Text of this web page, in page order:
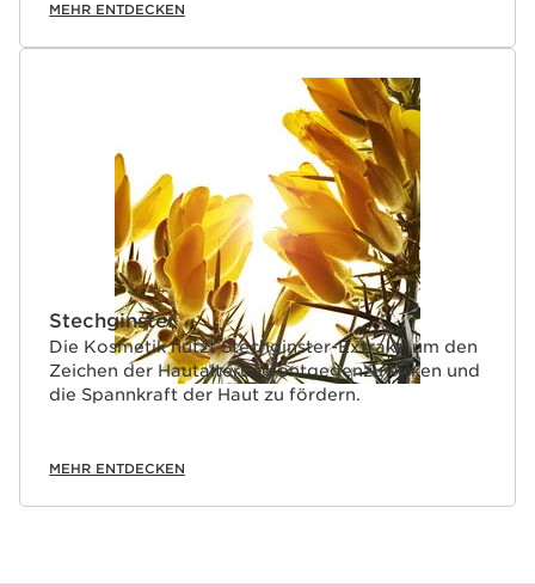
MEHR ENTDECKEN
Stechginster
Die Kosmetik nutzt Stechginster-Extrakt, um den
Zeichen der Hautalterung entgegenzuwirken und
die Spannkraft der Haut zu fördern.
MEHR ENTDECKEN